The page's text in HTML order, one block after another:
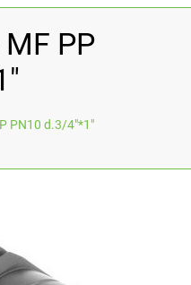
PP
PN10 d.3/4"*1"